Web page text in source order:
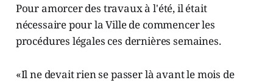
Pour amorcer des travaux à l'été, il était
nécessaire pour la Ville de commencer les
procédures légales ces dernières semaines.
«Il ne devait rien se passer là avant le mois de